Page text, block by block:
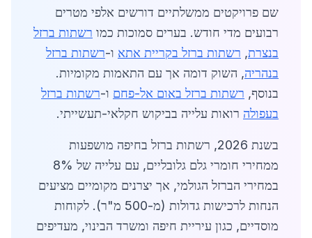
שם פרויקטים ממשלתיים דורשים אלפי מטרים
רבועים מדי חודש. בערים סמוכות כמו רשתות ברזל
בנצרת, רשתות ברזל בקריית אתא ו-רשתות ברזל
בנהריה, השוק דומה אך עם התאמות מקומיות.
בנוסף, רשתות ברזל באום אל-פחם ו-רשתות ברזל
בעפולה רואות עלייה בביקוש חקלאי-תעשייתי.
בשנת 2026, רשתות ברזל בחיפה מושפעות
ממחירי חומרי גלם גלובליים, עם עלייה של 8%
במחירי הברזל הגולמי, אך יצרנים מקומיים מציעים
הנחות לרכישות גדולות (מ-500 מ"ר). לקוחות
מוסדיים, כגון עיריית חיפה ומשרד הבינוי, מעדיפים